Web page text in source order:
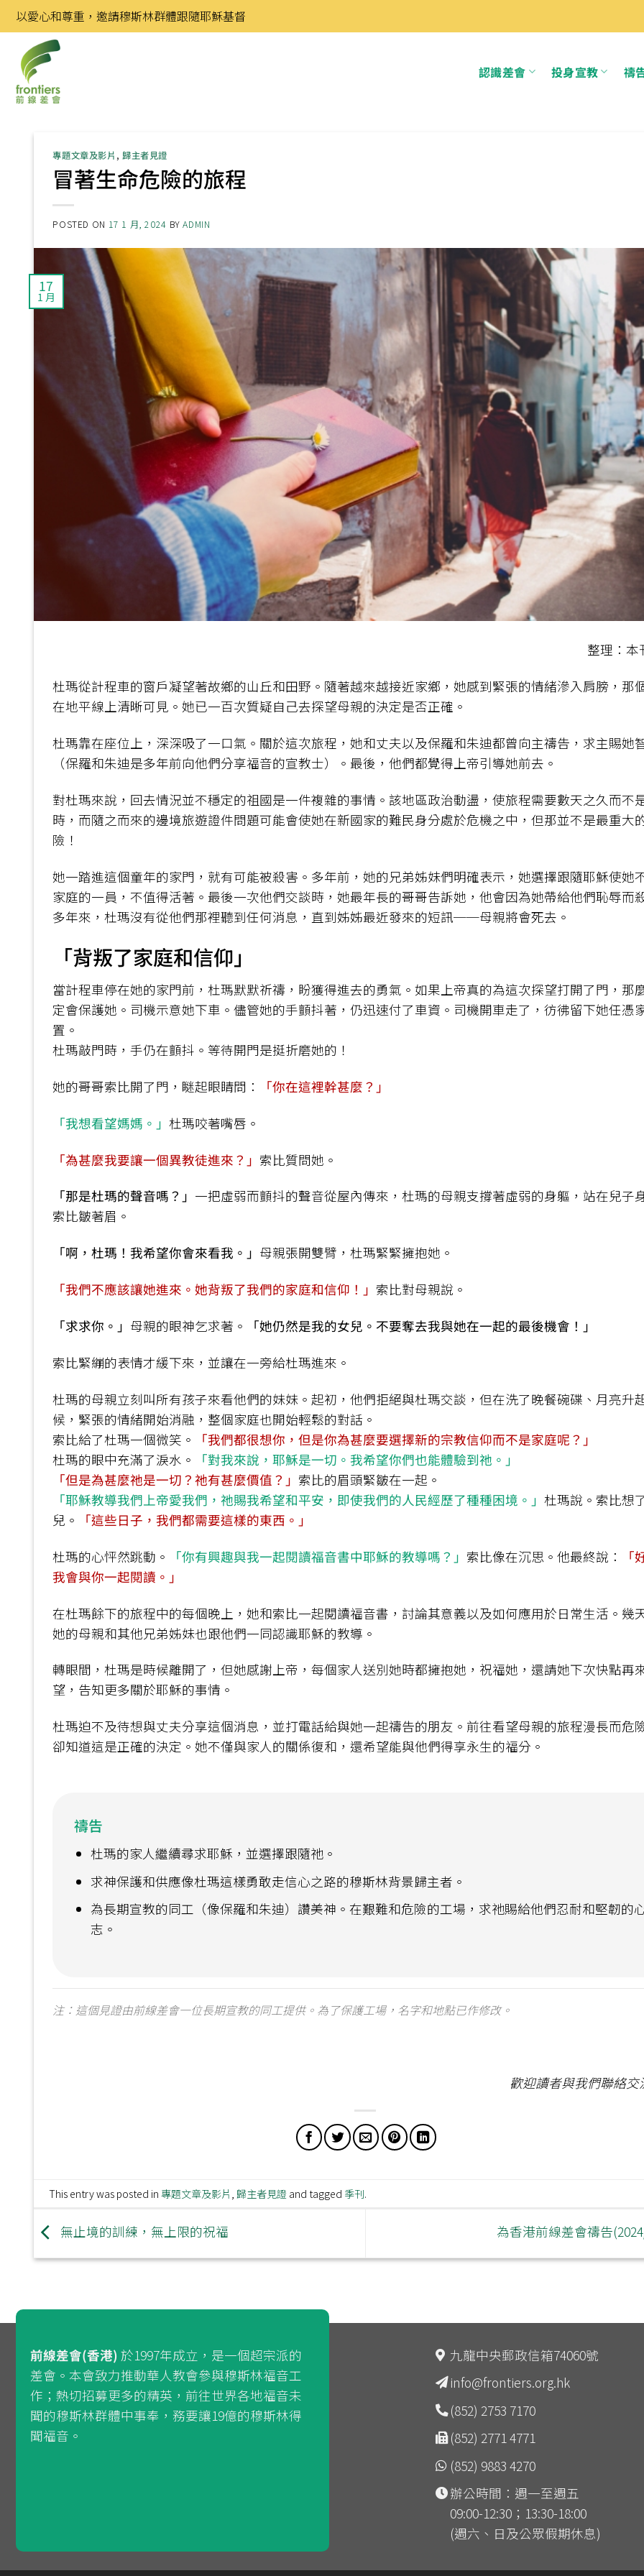
Skip
to
content
以愛心和尊重，邀請穆斯林群體跟隨耶穌基督
認識差會 投身宣教 禱
專題文章及影片 , 歸主者見證
冒著生命危險的旅程
POSTED ON 17 1 月, 2024 BYADMIN
17
1 月
整理：本
杜瑪從計程車的窗戶凝望著故鄉的山丘和田野。隨著越來越接近家鄉，她感到緊張的情緒滲入肩膀，那
在地平線上清晰可見。她已一百次質疑自己去探望母親的決定是否正確。
杜瑪靠在座位上，深深吸了一口氣。關於這次旅程，她和丈夫以及保羅和朱迪都曾向主禱告，求主賜她
（保羅和朱迪是多年前向他們分享福音的宣教士）。最後，他們都覺得上帝引導她前去。
對杜瑪來說，回去情況並不穩定的祖國是一件複雜的事情。該地區政治動盪，使旅程需要數天之久而不
時，而隨之而來的邊境旅遊證件問題可能會使她在新國家的難民身分處於危機之中，但那並不是最重大
險！
她一踏進這個童年的家門，就有可能被殺害。多年前，她的兄弟姊妹們明確表示，她選擇跟隨耶穌使她
家庭的一員，不值得活著。最後一次他們交談時，她最年長的哥哥告訴她，他會因為她帶給他們恥辱而
多年來，杜瑪沒有從他們那裡聽到任何消息，直到姊姊最近發來的短訊──母親將會死去。
「背叛了家庭和信仰」
當計程車停在她的家門前，杜瑪默默祈禱，盼獲得進去的勇氣。如果上帝真的為這次探望打開了門，那
定會保護她。司機示意她下車。儘管她的手顫抖著，仍迅速付了車資。司機開車走了，彷彿留下她任憑
置。
杜瑪敲門時，手仍在顫抖。等待開門是挺折磨她的！
她的哥哥索比開了門，瞇起眼睛問： 「你在這裡幹甚麼？」
「我想看望媽媽。」杜瑪咬著嘴唇。
「為甚麼我要讓一個異教徒進來？」 索比質問她。
「那是杜瑪的聲音嗎？」 一把虛弱而顫抖的聲音從屋內傳來，杜瑪的母親支撐著虛弱的身軀，站在兒子
索比皺著眉。
「啊，杜瑪！我希望你會來看我。」 母親張開雙臂，杜瑪緊緊擁抱她。
「我們不應該讓她進來。她背叛了我們的家庭和信仰！」 索比對母親說。
「求求你。」 母親的眼神乞求著。 「她仍然是我的女兒。不要奪去我與她在一起的最後機會！」
索比緊繃的表情才緩下來，並讓在一旁給杜瑪進來。
杜瑪的母親立刻叫所有孩子來看他們的妹妹。起初，他們拒絕與杜瑪交談，但在洗了晚餐碗碟、月亮升
候，緊張的情緒開始消融，整個家庭也開始輕鬆的對話。
索比給了杜瑪一個微笑。
「我們都很想你，但是你為甚麼要選擇新的宗教信仰而不是家庭呢？」
杜瑪的眼中充滿了淚水。
「對我來說，耶穌是一切。我希望你們也能體驗到祂。」
「但是為甚麼祂是一切？祂有甚麼價值？」 索比的眉頭緊皺在一起。
「耶穌教導我們上帝愛我們，祂賜我希望和平安，即使我們的人民經歷了種種困境。」杜瑪說。索比想
兒。
「這些日子，我們都需要這樣的東西。」
杜瑪的心怦然跳動。 「你有興趣與我一起閱讀福音書中耶穌的教導嗎？」 索比像在沉思。他最終說：
「
我會與你一起閱讀。」
在杜瑪餘下的旅程中的每個晚上，她和索比一起閱讀福音書，討論其意義以及如何應用於日常生活。幾
她的母親和其他兄弟姊妹也跟他們一同認識耶穌的教導。
轉眼間，杜瑪是時候離開了，但她感謝上帝，每個家人送別她時都擁抱她，祝福她，還請她下次快點再
望，告知更多關於耶穌的事情。
杜瑪迫不及待想與丈夫分享這個消息，並打電話給與她一起禱告的朋友。前往看望母親的旅程漫長而危
卻知道這是正確的決定。她不僅與家人的關係復和，還希望能與他們得享永生的福分。
禱告
杜瑪的家人繼續尋求耶穌，並選擇跟隨祂。
求神保護和供應像杜瑪這樣勇敢走信心之路的穆斯林背景歸主者。
為長期宣教的同工（像保羅和朱迪）讚美神。在艱難和危險的工場，求祂賜給他們忍耐和堅韌的
志。
注：這個見證由前線差會一位長期宣教的同工提供。為了保護工場，名字和地點已作修改。
歡迎讀者與我們聯絡交
This entry was posted in專題文章及影片 歸主者見證 and tagged 季刊.
無止境的訓練，無上限的祝福 為香港前線差會禱告
前線差會(香港) 於1997年成立，是一個超宗派的
差會。本會致力推動華人教會參與穆斯林福音工
作；熱切招募更多的精英，前往世界各地福音未
聞的穆斯林群體中事奉，務要讓19億的穆斯林得
聞福音。
九龍中央郵政信箱74060號
info@frontiers.org.hk
(852) 2753 7170
(852) 2771 4771
(852) 9883 4270
辦公時間：週一至週五
09:00-12:30；13:30-18:00
(週六、日及公眾假期休息)